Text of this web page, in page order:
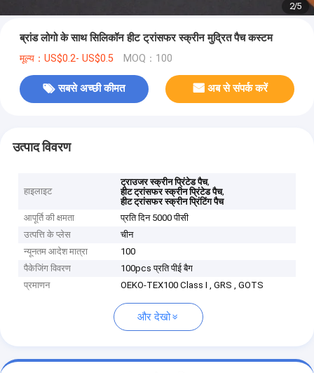
2/5
ब्रांड लोगो के साथ सिलिकॉन हीट ट्रांसफर स्क्रीन मुद्रित पैच कस्टम
मूल्य：US$0.2- US$0.5 MOQ：100
सबसे अच्छी कीमत अब से संपर्क करें
उत्पाद विवरण
हाइलाइट
ट्राउजर स्क्रीन प्रिंटेड पैच,
हीट ट्रांसफर स्क्रीन प्रिंटेड पैच,
हीट ट्रांसफर स्क्रीन प्रिंटिंग पैच
आपूर्ति की क्षमता
प्रति दिन 5000 पीसी
उत्पत्ति के प्लेस
चीन
न्यूनतम आदेश मात्रा
100
पैकेजिंग विवरण
100pcs प्रति पीई बैग
प्रमाणन
OEKO-TEX100 Class I , GRS , GOTS
और देखो